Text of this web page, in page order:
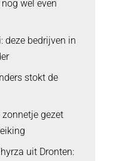
wel even
deze bedrijven in
stokt de
gezet
uit Dronten: